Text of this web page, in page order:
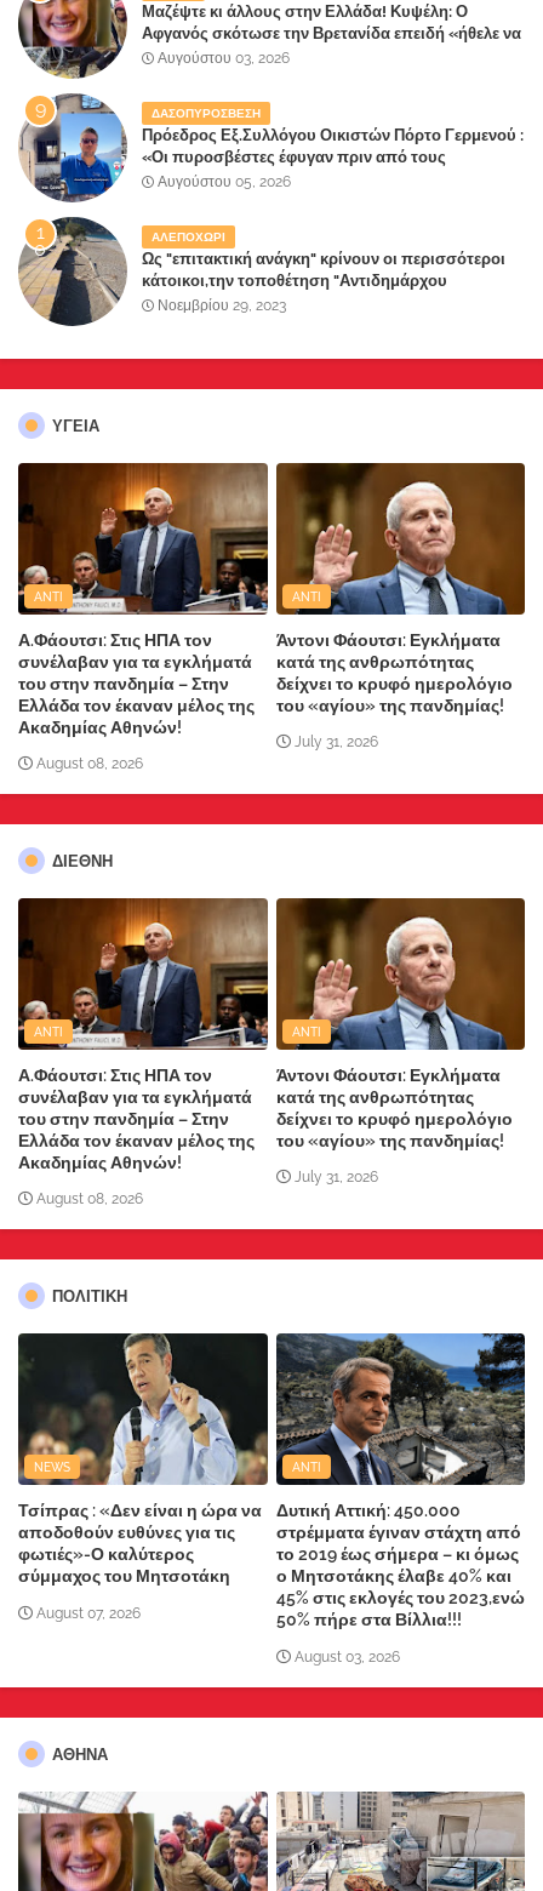
Μαζέψτε κι άλλους στην Ελλάδα! Κυψέλη: Ο
Αφγανός σκότωσε την Βρετανίδα επειδή «ήθελε να
κάνει τη σύντροφό του χριστιανή»
Αυγούστου 03, 2026
ΔΑΣΟΠΥΡΟΣΒΕΣΗ
Πρόεδρος Εξ.Συλλόγου Οικιστών Πόρτο Γερμενού :
«Οι πυροσβέστες έφυγαν πριν από τους
κατοίκους»
Αυγούστου 05, 2026
ΑΛΕΠΟΧΩΡΙ
Ως "επιτακτική ανάγκη" κρίνουν οι περισσότεροι
κάτοικοι,την τοποθέτηση "Αντιδημάρχου
Παραλιακής Ζώνης" στο Δήμο Μάνδρας-Ειδυλλίας!
Νοεμβρίου 29, 2023
ΥΓΕΙΑ
ANTI
Α.Φάουτσι: Στις ΗΠΑ τον
συνέλαβαν για τα εγκλήματά
του στην πανδημία – Στην
Ελλάδα τον έκαναν μέλος της
Ακαδημίας Αθηνών!
August 08, 2026
ANTI
Άντονι Φάουτσι: Εγκλήματα
κατά της ανθρωπότητας
δείχνει το κρυφό ημερολόγιο
του «αγίου» της πανδημίας!
July 31, 2026
ΔΙΕΘΝΗ
ANTI
Α.Φάουτσι: Στις ΗΠΑ τον
συνέλαβαν για τα εγκλήματά
του στην πανδημία – Στην
Ελλάδα τον έκαναν μέλος της
Ακαδημίας Αθηνών!
August 08, 2026
ANTI
Άντονι Φάουτσι: Εγκλήματα
κατά της ανθρωπότητας
δείχνει το κρυφό ημερολόγιο
του «αγίου» της πανδημίας!
July 31, 2026
ΠΟΛΙΤΙΚΗ
NEWS
Τσίπρας : «Δεν είναι η ώρα να
αποδοθούν ευθύνες για τις
φωτιές»-Ο καλύτερος
σύμμαχος του Μητσοτάκη
August 07, 2026
ANTI
Δυτική Αττική: 450.000
στρέμματα έγιναν στάχτη από
το 2019 έως σήμερα – κι όμως
ο Μητσοτάκης έλαβε 40% και
45% στις εκλογές του 2023,ενώ
50% πήρε στα Βίλλια!!!
August 03, 2026
ΑΘΗΝΑ